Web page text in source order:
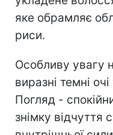
яке обрамляє
риси.
Особливу увагу
виразні темні
Погляд -
знімку відчуття